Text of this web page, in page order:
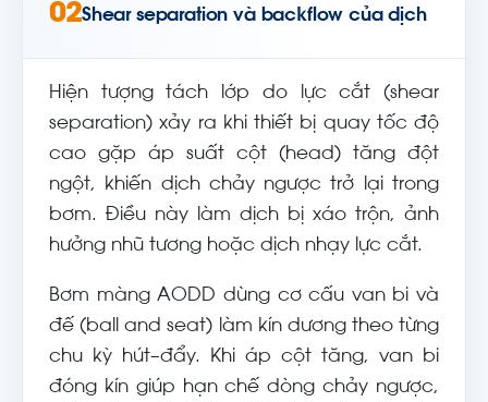
02Shear separation và backflow của dịch
Hiện tượng tách lớp do lực cắt (shear
separation) xảy ra khi thiết bị quay tốc độ
cao gặp áp suất cột (head) tăng đột
ngột, khiến dịch chảy ngược trở lại trong
bơm. Điều này làm dịch bị xáo trộn, ảnh
hưởng nhũ tương hoặc dịch nhạy lực cắt.
Bơm màng AODD dùng cơ cấu van bi và
đế (ball and seat) làm kín dương theo từng
chu kỳ hút–đẩy. Khi áp cột tăng, van bi
đóng kín giúp hạn chế dòng chảy ngược,